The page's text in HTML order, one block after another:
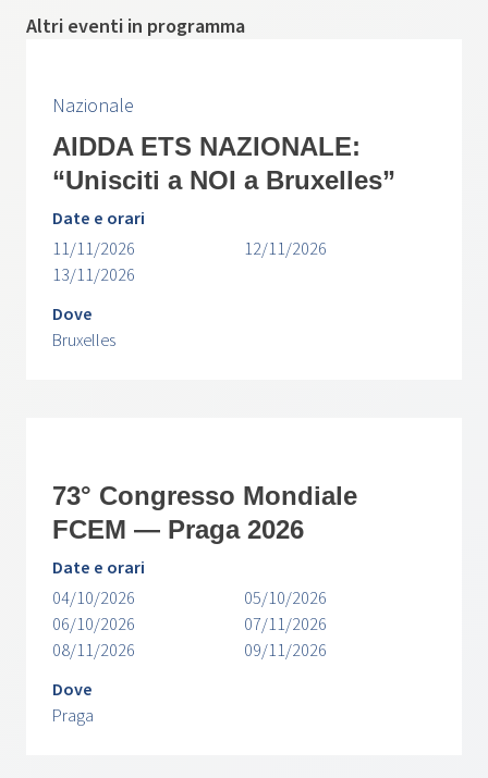
Altri eventi in programma
Nazionale
AIDDA ETS NAZIONALE:
“Unisciti a NOI a Bruxelles”
Date e orari
11/11/2026
12/11/2026
13/11/2026
Dove
Bruxelles
73° Congresso Mondiale
FCEM — Praga 2026
Date e orari
04/10/2026
05/10/2026
06/10/2026
07/11/2026
08/11/2026
09/11/2026
Dove
Praga